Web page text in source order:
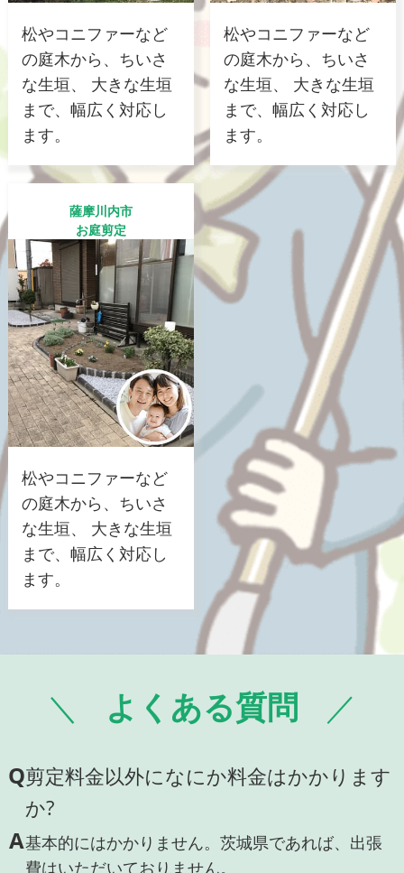
松やコニファーなど
の庭木から、ちいさ
な生垣、 大きな生垣
まで、幅広く対応し
ます。
松やコニファーなど
の庭木から、ちいさ
な生垣、 大きな生垣
まで、幅広く対応し
ます。
薩摩川内市
お庭剪定
松やコニファーなど
の庭木から、ちいさ
な生垣、 大きな生垣
まで、幅広く対応し
ます。
よくある質問
Q剪定料金以外になにか料金はかかります
か?
A基本的にはかかりません。茨城県であれば、出張
費はいただいておりません。